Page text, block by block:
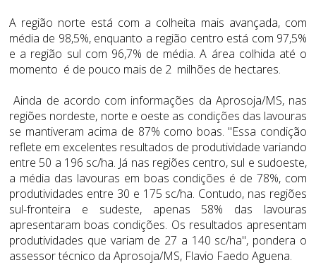
A região norte está com a colheita mais avançada, com
média de 98,5%, enquanto a região centro está com 97,5%
e a região sul com 96,7% de média. A área colhida até o
momento é de pouco mais de 2 milhões de hectares.
Ainda de acordo com informações da Aprosoja/MS, nas
regiões nordeste, norte e oeste as condições das lavouras
se mantiveram acima de 87% como boas. "Essa condição
reflete em excelentes resultados de produtividade variando
entre 50 a 196 sc/ha. Já nas regiões centro, sul e sudoeste,
a média das lavouras em boas condições é de 78%, com
produtividades entre 30 e 175 sc/ha. Contudo, nas regiões
sul-fronteira e sudeste, apenas 58% das lavouras
apresentaram boas condições. Os resultados apresentam
produtividades que variam de 27 a 140 sc/ha", pondera o
assessor técnico da Aprosoja/MS, Flavio Faedo Aguena.